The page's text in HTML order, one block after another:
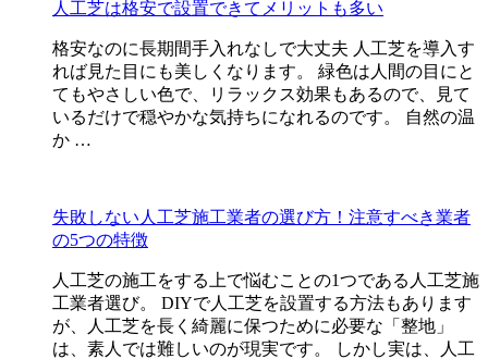
人工芝は格安で設置できてメリットも多い
格安なのに長期間手入れなしで大丈夫 人工芝を導入す
れば見た目にも美しくなります。 緑色は人間の目にと
てもやさしい色で、リラックス効果もあるので、見て
いるだけで穏やかな気持ちになれるのです。 自然の温
か …
失敗しない人工芝施工業者の選び方！注意すべき業者
の5つの特徴
人工芝の施工をする上で悩むことの1つである人工芝施
工業者選び。 DIYで人工芝を設置する方法もあります
が、人工芝を長く綺麗に保つために必要な「整地」
は、素人では難しいのが現実です。 しかし実は、人工